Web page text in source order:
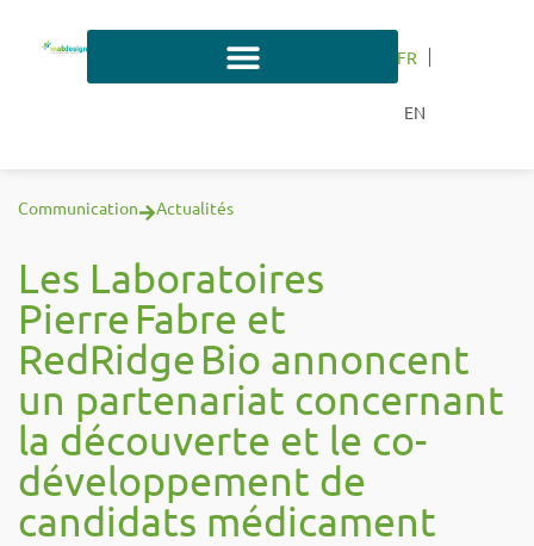
FR
EN
Communication Actualités
Les Laboratoires
Pierre Fabre et
RedRidge Bio annoncent
un partenariat concernant
la découverte et le co-
développement de
candidats médicament